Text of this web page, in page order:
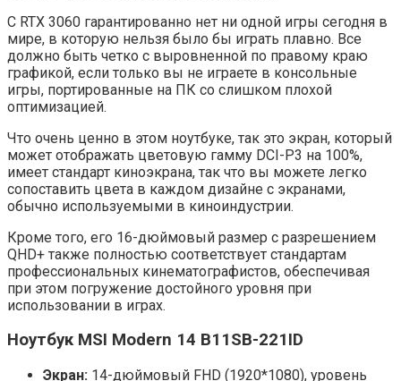
С RTX 3060 гарантированно нет ни одной игры сегодня в
мире, в которую нельзя было бы играть плавно. Все
должно быть четко с выровненной по правому краю
графикой, если только вы не играете в консольные
игры, портированные на ПК со слишком плохой
оптимизацией.
Что очень ценно в этом ноутбуке, так это экран, который
может отображать цветовую гамму DCI-P3 на 100%,
имеет стандарт киноэкрана, так что вы можете легко
сопоставить цвета в каждом дизайне с экранами,
обычно используемыми в киноиндустрии.
Кроме того, его 16-дюймовый размер с разрешением
QHD+ также полностью соответствует стандартам
профессиональных кинематографистов, обеспечивая
при этом погружение достойного уровня при
использовании в играх.
Ноутбук MSI Modern 14 B11SB-221ID
Экран: 14-дюймовый FHD (1920*1080), уровень